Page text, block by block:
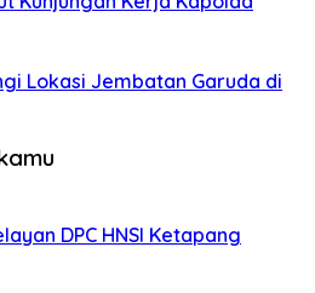
Lokasi Jembatan Garuda di
DPC HNSI Ketapang